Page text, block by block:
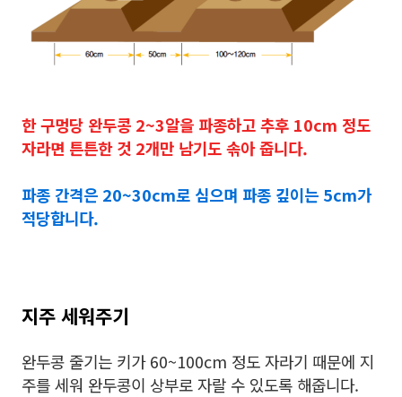
한 구멍당 완두콩 2~3알을 파종하고 추후 10cm 정도
자라면 튼튼한 것 2개만 남기도 솎아 줍니다.
파종 간격은 20~30cm로 심으며 파종 깊이는 5cm가
적당합니다.
지주 세워주기
완두콩 줄기는 키가 60~100cm 정도 자라기 때문에 지
주를 세워 완두콩이 상부로 자랄 수 있도록 해줍니다.